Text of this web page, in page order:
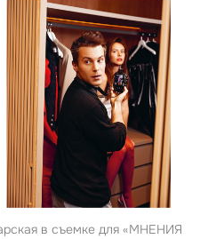
в съемке для «МНЕНИЯ